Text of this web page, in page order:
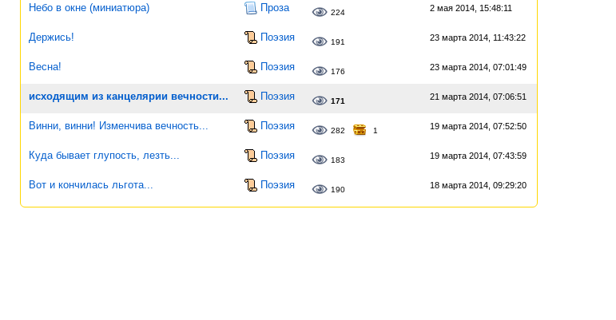
Небо в окне (миниатюра) Проза 224 2 мая 2014, 15:48:11
Держись! Поэзия 191 23 марта 2014, 11:43:22
Весна! Поэзия 176 23 марта 2014, 07:01:49
исходящим из канцелярии вечности... Поэзия 171 21 марта 2014, 07:06:51
Винни, винни! Изменчива вечность... Поэзия 282 1 19 марта 2014, 07:52:50
Куда бывает глупость, лезть... Поэзия 183 19 марта 2014, 07:43:59
Вот и кончилась льгота... Поэзия 190 18 марта 2014, 09:29:20